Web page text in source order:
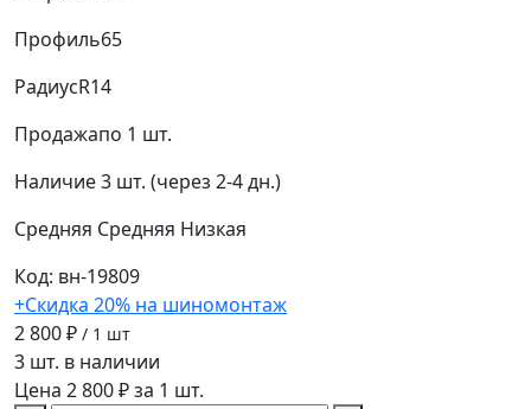
Профиль65
РадиусR14
Продажапо 1 шт.
Наличие3 шт. (через 2-4 дн.)
Средняя Средняя Низкая
Код: вн-19809
+Скидка 20% на шиномонтаж
2 800 ₽ / 1 шт
3 шт. в наличии
Цена 2 800 ₽ за 1 шт.